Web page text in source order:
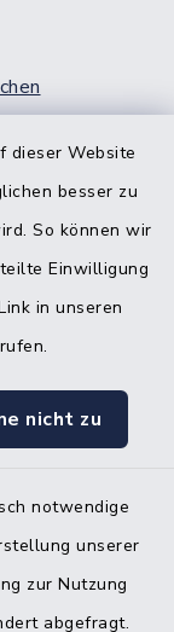
dieser Website
besser zu
So können wir
Einwilligung
in unseren
nicht zu
notwendige
unserer
zur Nutzung
abgefragt.